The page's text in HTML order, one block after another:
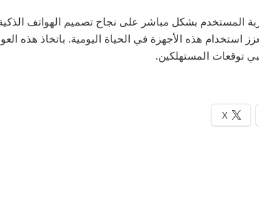
المستخدم بشكل مباشر على نجاح تصميم الهواتف
استخدام هذه الأجهزة في الحياة اليومية. باتخاذ هذه
توقعات المستهلكين.
X